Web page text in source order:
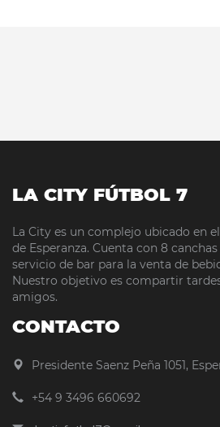
LA CITY FÚTBOL 7
La City es un complejo ubicado en
de Esperanza. Cuenta con 8
servicio de bar para la venta de
Nuestro objetivo es compartir
amigos.
CONTACTO
Presidente Saenz Peña 1051,
+54 9 3496 660692